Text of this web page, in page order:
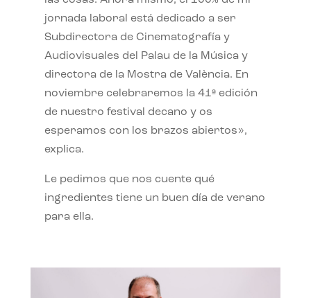
jornada laboral está dedicado a ser
Subdirectora de Cinematografía y
Audiovisuales del Palau de la Música y
directora de la Mostra de València. En
noviembre celebraremos la 41ª edición
de nuestro festival decano y os
esperamos con los brazos abiertos»,
explica.
Le pedimos que nos cuente qué
ingredientes tiene un buen día de verano
para ella.